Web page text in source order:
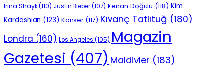
No Result
Irina Shayk(110) Justin Bieber(107) Kenan Doğulu (118) Kim
Kardashian (123) Konser (117) Kıvanç Tatlıtuğ(180)
Londra (160) Los Angeles (105) Magazin
Gazetesi (407) Maldivler(183)